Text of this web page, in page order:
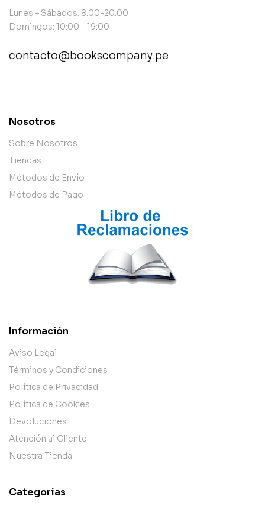
Lunes – Sábados: 8:00-20:00
Domingos: 10:00 – 19:00
contacto@bookscompany.pe
Nosotros
Sobre Nosotros
Tiendas
Métodos de Envío
Métodos de Pago
Información
Aviso Legal
Términos y Condiciones
Política de Privacidad
Política de Cookies
Devoluciones
Atención al Cliente
Nuestra Tienda
Categorías